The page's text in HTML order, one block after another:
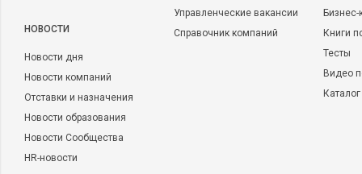
НОВОСТИ
Новости дня
Новости компаний
Отставки и назначения
Новости образования
Новости Сообщества
HR-новости
Управленческие вакансии
Справочник компаний
Книги
Тесты
Видео